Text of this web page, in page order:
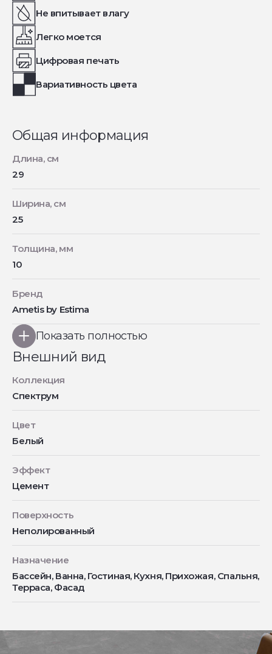
Не впитывает влагу
Легко моется
Цифровая печать
Вариативность цвета
Общая информация
Длина, см
29
Ширина, см
25
Толщина, мм
10
Бренд
Ametis by Estima
Показать полностью
Внешний вид
Коллекция
Спектрум
Цвет
Белый
Эффект
Цемент
Поверхность
Неполированный
Назначение
Бассейн, Ванна, Гостиная, Кухня, Прихожая, Спальня,
Терраса, Фасад